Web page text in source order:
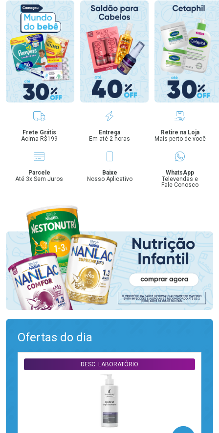
Benefícios
Frete Grátis
Acima R$199
Entrega
Em até 2 horas
Retire na Loja
Mais perto de você
Parcele
Até 3x Sem Juros
Baixe
Nosso Aplicativo
WhatsApp
Televendas e
Fale Conosco
Ofertas do dia
DESC. LABORATÓRIO